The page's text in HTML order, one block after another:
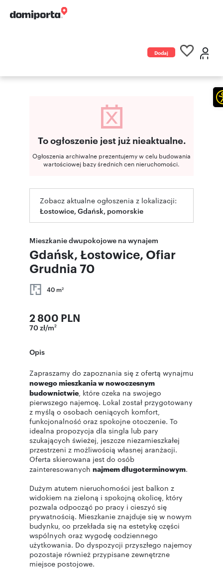
Dodaj
To ogłoszenie jest już nieaktualne.
Ogłoszenia archiwalne prezentujemy w celu budowania
wartościowej bazy średnich cen nieruchomości.
Zobacz aktualne ogłoszenia z lokalizacji:
Łostowice, Gdańsk, pomorskie
Mieszkanie dwupokojowe na wynajem
Gdańsk, Łostowice, Ofiar
Grudnia 70
40 m2
2 800 PLN
70 zł/m2
Opis
Zapraszamy do zapoznania się z ofertą wynajmu
nowego mieszkania w nowoczesnym
budownictwie, które czeka na swojego
pierwszego najemcę. Lokal został przygotowany
z myślą o osobach ceniących komfort,
funkcjonalność oraz spokojne otoczenie. To
idealna propozycja dla singla lub pary
szukających świeżej, jeszcze niezamieszkałej
przestrzeni z możliwością własnej aranżacji.
Oferta skierowana jest do osób
zainteresowanych najmem długoterminowym.
Dużym atutem nieruchomości jest balkon z
widokiem na zieloną i spokojną okolicę, który
pozwala odpocząć po pracy i cieszyć się
prywatnością. Mieszkanie znajduje się w nowym
budynku, co przekłada się na estetykę części
wspólnych oraz wygodę codziennego
użytkowania. Do dyspozycji przyszłego najemcy
pozostaje również przypisane zewnętrzne
miejsce postojowe.